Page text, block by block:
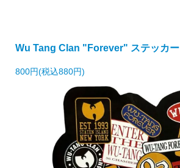
Wu Tang Clan "Forever" ステッカー
800円(税込880円)